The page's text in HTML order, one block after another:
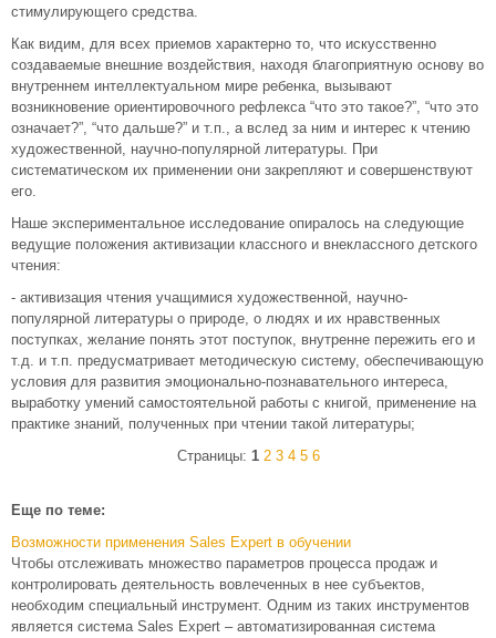
стимулирующего средства.
Как видим, для всех приемов характерно то, что искусственно
создаваемые внешние воздействия, находя благоприятную основу во
внутреннем интеллектуальном мире ребенка, вызывают
возникновение ориентировочного рефлекса “что это такое?”, “что это
означает?”, “что дальше?” и т.п., а вслед за ним и интерес к чтению
художественной, научно-популярной литературы. При
систематическом их применении они закрепляют и совершенствуют
его.
Наше экспериментальное исследование опиралось на следующие
ведущие положения активизации классного и внеклассного детского
чтения:
- активизация чтения учащимися художественной, научно-
популярной литературы о природе, о людях и их нравственных
поступках, желание понять этот поступок, внутренне пережить его и
т.д. и т.п. предусматривает методическую систему, обеспечивающую
условия для развития эмоционально-познавательного интереса,
выработку умений самостоятельной работы с книгой, применение на
практике знаний, полученных при чтении такой литературы;
Страницы: 1 2 3 4 5 6
Еще по теме:
Возможности применения Sales Expert в обучении
Чтобы отслеживать множество параметров процесса продаж и
контролировать деятельность вовлеченных в нее субъектов,
необходим специальный инструмент. Одним из таких инструментов
является система Sales Expert – автоматизированная система